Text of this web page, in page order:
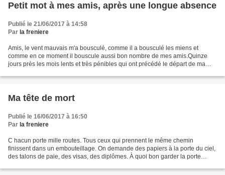
Petit mot à mes amis, après une longue absence
Publié le 21/06/2017 à 14:58
Par la freniere
Amis, le vent mauvais m'a bousculé, comme il a bousculé les miens et
comme en ce moment il bouscule aussi bon nombre de mes amis.Quinze
jours près les mois lents et très pénibles qui ont précédé le départ de ma
Ma tête de mort
Publié le 16/06/2017 à 16:50
Par la freniere
C hacun porte mille routes. Tous ceux qui prennent le même chemin
finissent dans un embouteillage. On demande des papiers à la porte du ciel,
des talons de paie, des visas, des diplômes. À quoi bon garder la porte